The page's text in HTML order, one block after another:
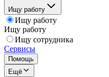
Ищу работу
Ищу работу
Ищу работу
Ищу сотрудника
Сервисы
Помощь
Ещё